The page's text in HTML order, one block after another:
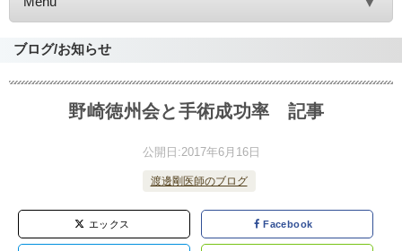
ブログ/お知らせ
野崎徳州会と手術成功率 記事
公開日:2017年6月16日
渡邊剛医師のブログ
エックス Facebook